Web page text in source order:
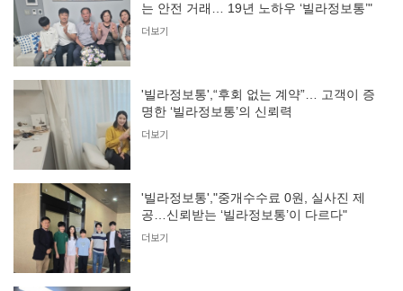
는 안전 거래… 19년 노하우 ‘빌라정보통’"
더보기
'빌라정보통',“후회 없는 계약”… 고객이 증
명한 ‘빌라정보통’의 신뢰력
더보기
'빌라정보통',"중개수수료 0원, 실사진 제
공…신뢰받는 ‘빌라정보통’이 다르다"
더보기